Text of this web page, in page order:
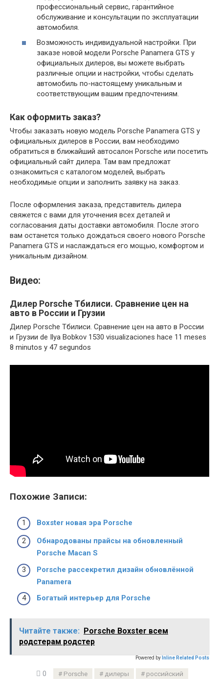
профессиональный сервис, гарантийное
обслуживание и консультации по эксплуатации
автомобиля.
Возможность индивидуальной настройки. При
заказе новой модели Porsche Panamera GTS у
официальных дилеров, вы можете выбрать
различные опции и настройки, чтобы сделать
автомобиль по-настоящему уникальным и
соответствующим вашим предпочтениям.
Как оформить заказ?
Чтобы заказать новую модель Porsche Panamera GTS у
официальных дилеров в России, вам необходимо
обратиться в ближайший автосалон Porsche или посетить
официальный сайт дилера. Там вам предложат
ознакомиться с каталогом моделей, выбрать
необходимые опции и заполнить заявку на заказ.
После оформления заказа, представитель дилера
свяжется с вами для уточнения всех деталей и
согласования даты доставки автомобиля. После этого
вам останется только дождаться своего нового Porsche
Panamera GTS и наслаждаться его мощью, комфортом и
уникальным дизайном.
Видео:
Дилер Porsche Тбилиси. Сравнение цен на
авто в России и Грузии
Дилер Porsche Тбилиси. Сравнение цен на авто в России
и Грузии de Ilya Bobkov 1530 visualizaciones hace 11 meses
8 minutos y 47 segundos
Похожие Записи:
Boxster новая эра Porsche
Обнародованы прайсы на обновленный
Porsche Macan S
Porsche рассекретил дизайн обновлённой
Panamera
Богатый интерьер для Porsche
Читайте также:
Porsche Boxster всем
родстерам родстер
Powered by Inline Related Posts
0 Porsche дилеры российский